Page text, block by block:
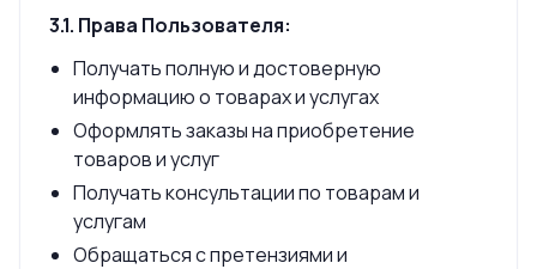
3.1. Права Пользователя:
Получать полную и достоверную
информацию о товарах и услугах
Оформлять заказы на приобретение
товаров и услуг
Получать консультации по товарам и
услугам
Обращаться с претензиями и